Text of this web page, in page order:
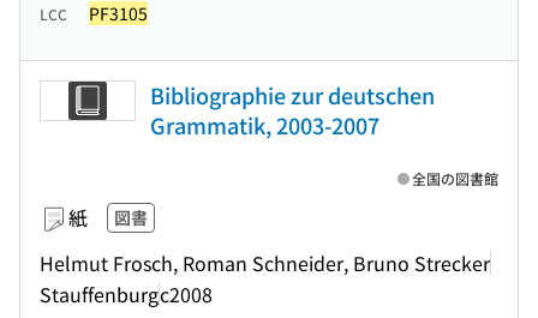
LCC PF3105
Bibliographie zur deutschen
Grammatik, 2003-2007
紙 図書
Helmut Frosch, Roman Schneider, Bruno Strecker
Stauffenburgc2008
全国の図書館